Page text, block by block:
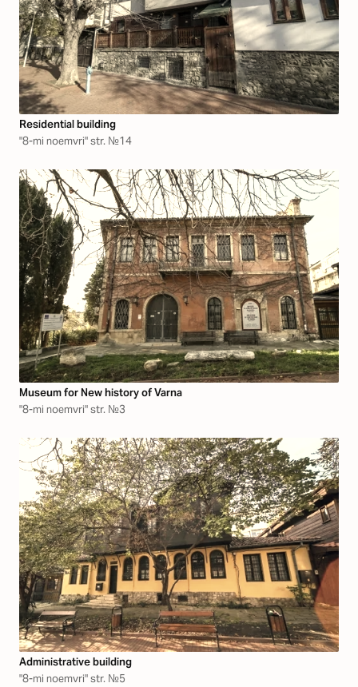
Residential building
"8-mi noemvri" str. №14
Museum for New history of Varna
"8-mi noemvri" str. №3
Аdministrative building
"8-mi noemvri" str. №5